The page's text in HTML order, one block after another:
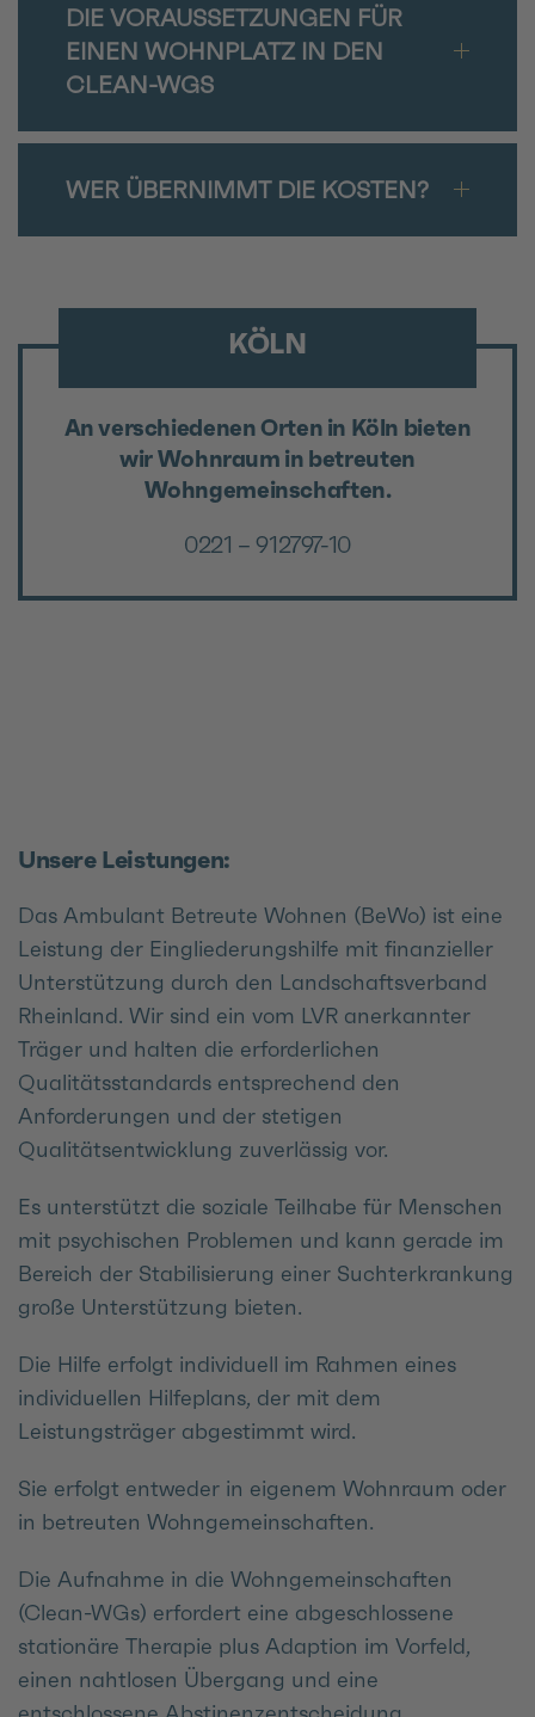
DIE VORAUSSETZUNGEN FÜR
EINEN WOHNPLATZ IN DEN
CLEAN-WGS
WER ÜBERNIMMT DIE KOSTEN?
KÖLN
An verschiedenen Orten in Köln bieten
wir Wohnraum in betreuten
Wohngemeinschaften.
0221 – 912797-10
Unsere Leistungen:
Das Ambulant Betreute Wohnen (BeWo) ist eine
Leistung der Eingliederungshilfe mit finanzieller
Unterstützung durch den Landschaftsverband
Rheinland. Wir sind ein vom LVR anerkannter
Träger und halten die erforderlichen
Qualitätsstandards entsprechend den
Anforderungen und der stetigen
Qualitätsentwicklung zuverlässig vor.
Es unterstützt die soziale Teilhabe für Menschen
mit psychischen Problemen und kann gerade im
Bereich der Stabilisierung einer Suchterkrankung
große Unterstützung bieten.
Die Hilfe erfolgt individuell im Rahmen eines
individuellen Hilfeplans, der mit dem
Leistungsträger abgestimmt wird.
Sie erfolgt entweder in eigenem Wohnraum oder
in betreuten Wohngemeinschaften.
Die Aufnahme in die Wohngemeinschaften
(Clean-WGs) erfordert eine abgeschlossene
stationäre Therapie plus Adaption im Vorfeld,
einen nahtlosen Übergang und eine